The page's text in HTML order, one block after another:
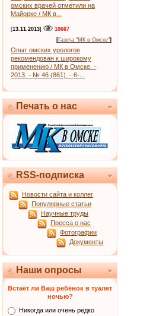
омских врачей отметили на
Майорке / МК в...
[13.11.2013]
10667
[Газета "МК в Омске"]
Опыт омских урологов
рекомендован к широкому
применению / МК в Омске. -
2013. - № 46 (861). - 6-...
Печать о нас
RSS-подписка
Новости сайта и коллег
Популярные статьи
Научные труды
Пресса о нас
Фотографии
Документы
Наши опросы
Встаёт ли Ваш ребёнок в туалет
ночью?
Никогда или очень редко